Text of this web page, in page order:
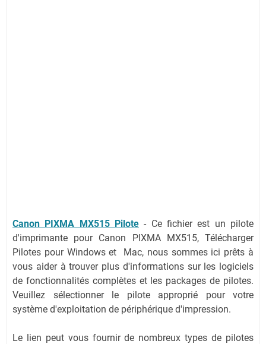
Canon PIXMA MX515 Pilote - Ce fichier est un pilote
d'imprimante pour Canon PIXMA MX515, Télécharger
Pilotes pour Windows et Mac, nous sommes ici prêts à
vous aider à trouver plus d'informations sur les logiciels
de fonctionnalités complètes et les packages de pilotes.
Veuillez sélectionner le pilote approprié pour votre
système d'exploitation de périphérique d'impression.
Le lien peut vous fournir de nombreux types de pilotes